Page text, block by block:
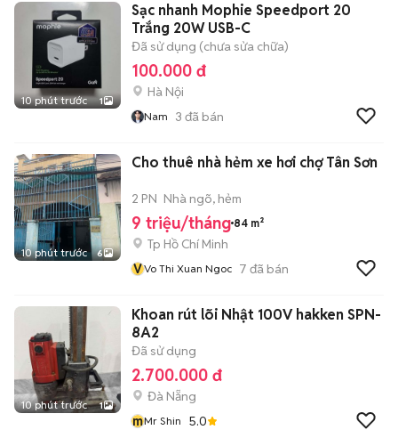
10 phút trước 1
Sạc nhanh Mophie Speedport 20
Trắng 20W USB-C
Đã sử dụng (chưa sửa chữa)
100.000 đ
Hà Nội
Nam 3 đã bán
10 phút trước 6
Cho thuê nhà hẻm xe hơi chợ Tân Sơn
2 PN Nhà ngõ, hẻm
9 triệu/tháng 84 m²
Tp Hồ Chí Minh
VVo Thi Xuan Ngoc 7 đã bán
10 phút trước 1
Khoan rút lõi Nhật 100V hakken SPN-
8A2
Đã sử dụng
2.700.000 đ
Đà Nẵng
mMr Shin 5.0